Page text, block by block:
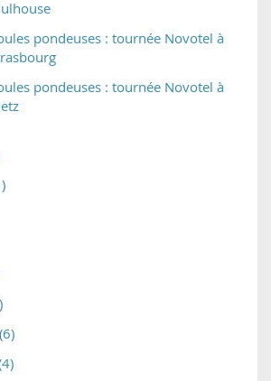
pondeuses : tournée Novotel à
pondeuses : tournée Novotel à